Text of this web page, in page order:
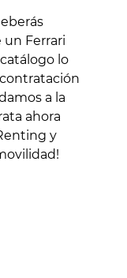
un Ferrari
lo
a la
ahora
y